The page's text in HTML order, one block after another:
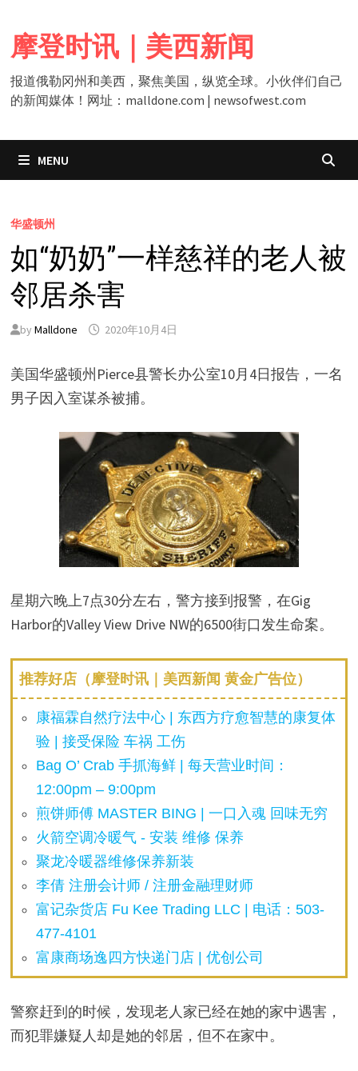
content
摩登时讯｜美西新闻
报道俄勒冈州和美西，聚焦美国，纵览全球。小伙伴们自己
的新闻媒体！网址：malldone.com | newsofwest.com
MENU
华盛顿州
如“奶奶”一样慈祥的老人被
邻居杀害
by Malldone 2020年10月4日
美国华盛顿州Pierce县警长办公室10月4日报告，一名
男子因入室谋杀被捕。
星期六晚上7点30分左右，警方接到报警，在Gig
Harbor的Valley View Drive NW的6500街口发生命案。
推荐好店（摩登时讯｜美西新闻 黄金广告位）
康福霖自然疗法中心 | 东西方疗愈智慧的康复体
验 | 接受保险 车祸 工伤
Bag O’ Crab 手抓海鲜 | 每天营业时间：
12:00pm – 9:00pm
煎饼师傅 MASTER BING | 一口入魂 回味无穷
火箭空调冷暖气 - 安装 维修 保养
聚龙冷暖器维修保养新装
李倩 注册会计师 / 注册金融理财师
富记杂货店 Fu Kee Trading LLC | 电话：503-
477-4101
富康商场逸四方快递门店 | 优创公司
警察赶到的时候，发现老人家已经在她的家中遇害，
而犯罪嫌疑人却是她的邻居，但不在家中。